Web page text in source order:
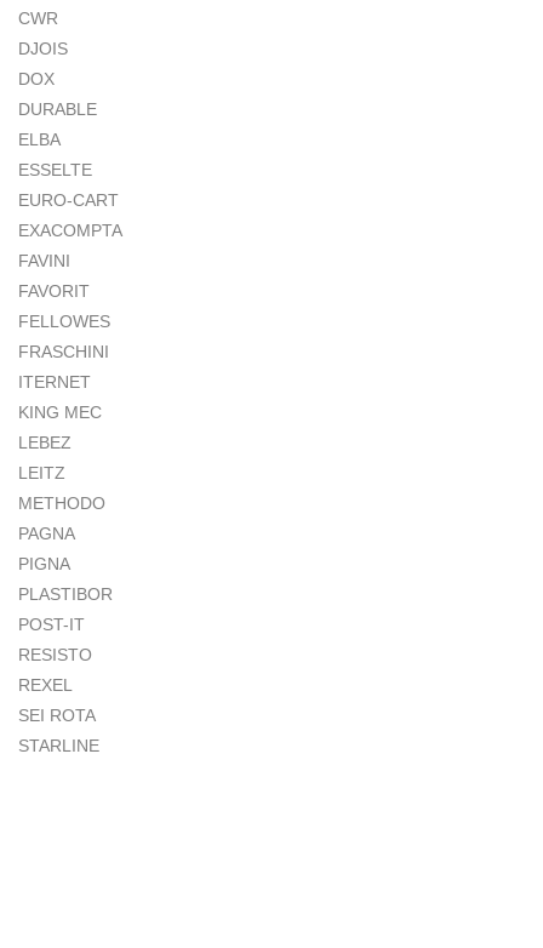
CWR
DJOIS
DOX
DURABLE
ELBA
ESSELTE
EURO-CART
EXACOMPTA
FAVINI
FAVORIT
FELLOWES
FRASCHINI
ITERNET
KING MEC
LEBEZ
LEITZ
METHODO
PAGNA
PIGNA
PLASTIBOR
POST-IT
RESISTO
REXEL
SEI ROTA
STARLINE